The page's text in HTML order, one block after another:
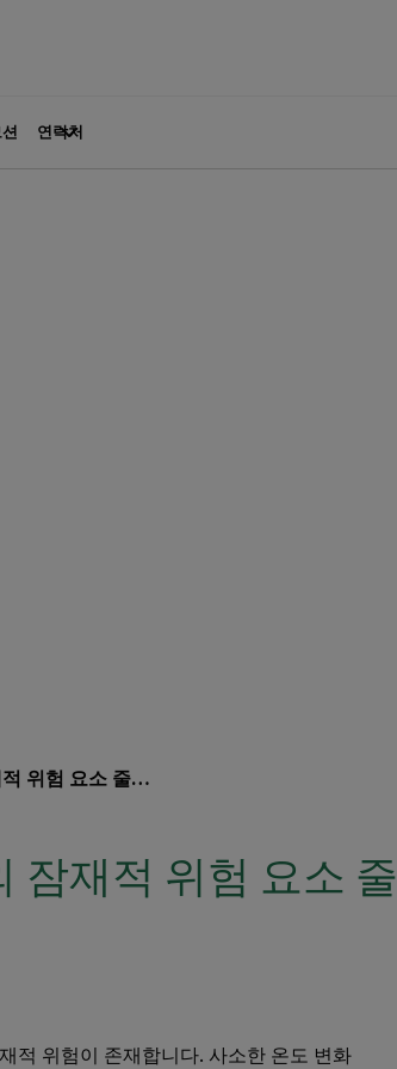
연락처
험 요소 줄이기
잠재적 위험 요소
적 위험이 존재합니다. 사소한 온도 변화